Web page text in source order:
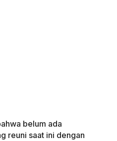
belum ada
reuni saat ini dengan